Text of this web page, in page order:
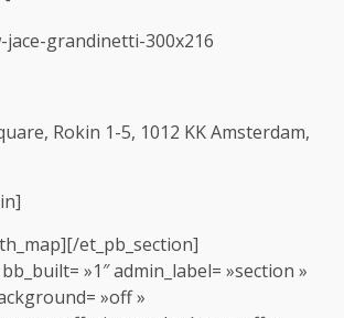
Rokin 1-5, 1012 KK Amsterdam,
et_pb_section]
»1″ admin_label= »section »
»off »